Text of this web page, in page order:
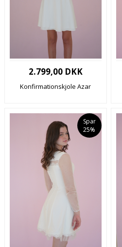
2.799,00 DKK
Konfirmationskjole Azar
Spar
25%